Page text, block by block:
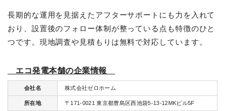
長期的な運用を見据えたアフターサポートにも力を入れて
おり、設置後のフォロー体制が整っている点も特徴のひと
つです。現地調査や見積もりは無料で対応しています。
エコ発電本舗の企業情報
会社名 株式会社ゼロホーム
所在地 〒171-0021 東京都豊島区西池袋5-13-12MKビル5F